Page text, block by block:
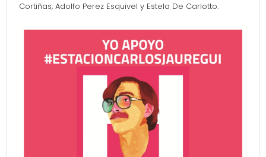
Cortiñas, Adolfo Perez Esquivel y Estela De Carlotto.